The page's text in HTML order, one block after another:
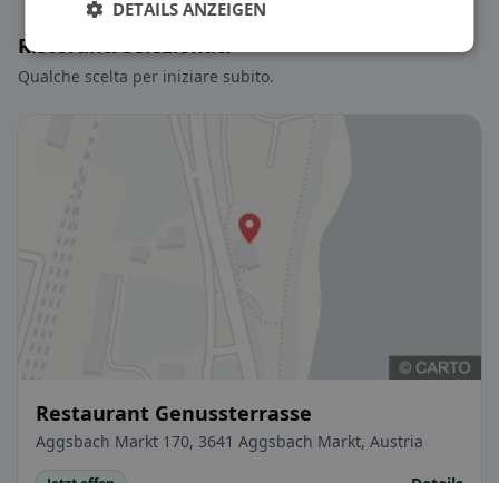
Ristoranti selezionati
Qualche scelta per iniziare subito.
Restaurant Genussterrasse
Aggsbach Markt 170, 3641 Aggsbach Markt, Austria
DETAILS ANZEIGEN